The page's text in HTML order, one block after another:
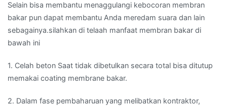
Selain bisa membantu menaggulangi kebocoran membran
bakar pun dapat membantu Anda meredam suara dan lain
sebagainya.silahkan di telaah manfaat membran bakar di
bawah ini
1. Celah beton Saat tidak dibetulkan secara total bisa ditutup
memakai coating membrane bakar.
2. Dalam fase pembaharuan yang melibatkan kontraktor,